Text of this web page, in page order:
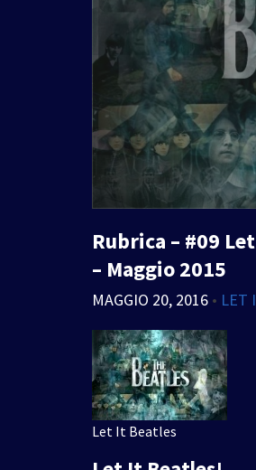
Rubrica – #09
– Maggio 2015
MAGGIO 20, 2016 • LET
Let It Beatles